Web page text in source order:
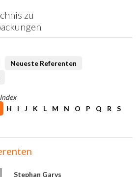
zu
Neueste Referenten
H I J K L M N O P Q R
S
Stephan Garvs